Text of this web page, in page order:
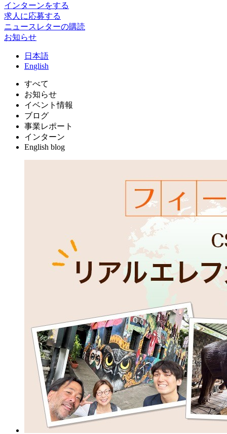
インターンをする
求人に応募する
ニュースレターの購読
お知らせ
日 本語
English
すべて
お知らせ
イベント情報
ブログ
事業レポート
インターン
English blog